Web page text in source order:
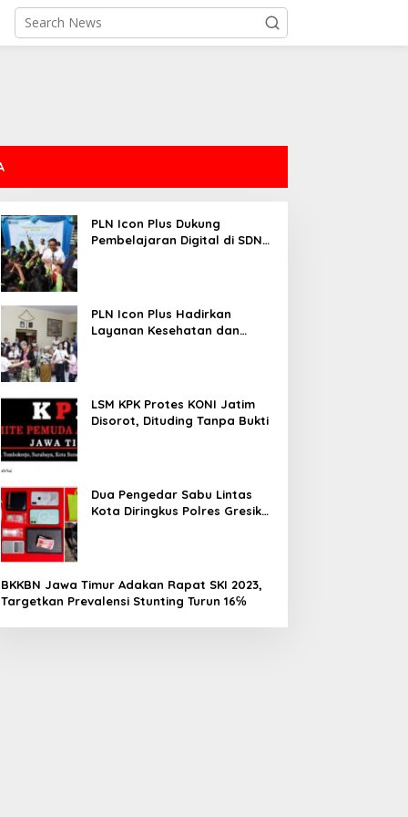
PENDIDIKAN
Dies Natalis ke-45 Unitomo,
Global dan Tridarma
29, 2026
PLN Icon Plus Dukung
Pembelajaran Digital di SDN
PLN Icon Plus Hadirkan
Layanan Kesehatan dan
LSM KPK Protes KONI Jatim
Disorot, Dituding Tanpa Bukti
Dua Pengedar Sabu Lintas
Kota Diringkus Polres Gresik
BKKBN Jawa Timur Adakan Rapat SKI 2023,
Targetkan Prevalensi Stunting Turun 16℅